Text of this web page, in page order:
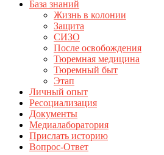
База знаний
Жизнь в колонии
Защита
СИЗО
После освобождения
Тюремная медицина
Тюремный быт
Этап
Личный опыт
Ресоциализация
Документы
Медиалаборатория
Прислать историю
Вопрос-Ответ